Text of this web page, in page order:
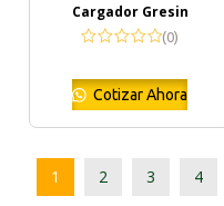
Cargador Gresin
(0)
Cotizar Ahora
1 2 3 4